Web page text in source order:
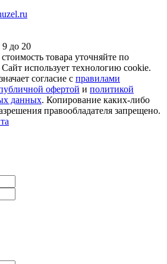
до 20
товара уточняйте по
использует технологию cookie.
согласие с правилами
офертой и политикой
данных. Копирование каких-либо
правообладателя запрещено.